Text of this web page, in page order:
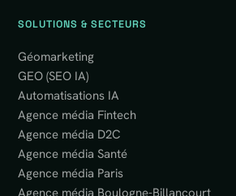
SOLUTIONS & SECTEURS
Géomarketing
GEO (SEO IA)
Automatisations IA
Agence média Fintech
Agence média D2C
Agence média Santé
Agence média Paris
Agence média Boulogne-Billancourt